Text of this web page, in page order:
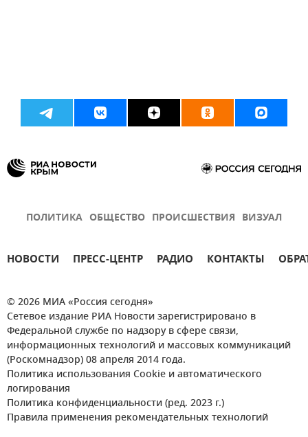
ПОЛИТИКА ОБЩЕСТВО ПРОИСШЕСТВИЯ ВИЗУАЛ
НОВОСТИ ПРЕСС-ЦЕНТР РАДИО КОНТАКТЫ
© 2026 МИА «Россия сегодня»
Сетевое издание РИА Новости зарегистрировано в
Федеральной службе по надзору в сфере связи,
информационных технологий и массовых коммуникаций
(Роскомнадзор) 08 апреля 2014 года.
Политика использования Cookie и автоматического
логирования
Политика конфиденциальности (ред. 2023 г.)
Правила применения рекомендательных технологий